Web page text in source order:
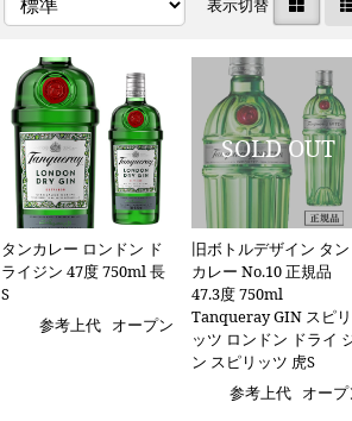
表示切替
タンカレー ロンドン ド
ライジン 47度 750ml 長
S
参考上代 オープン
旧ボトルデザイン タン
カレー No.10 正規品
47.3度 750ml
Tanqueray GIN スピリ
ッツ ロンドン ドライ
ン スピリッツ 虎S
参考上代 オープ